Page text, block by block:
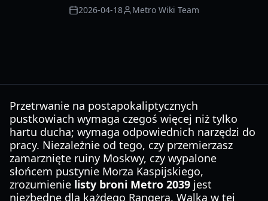
2026-04-18 Metro Wiki Team
Przetrwanie na postapokaliptycznych
pustkowiach wymaga czegoś więcej niż tylko
hartu ducha; wymaga odpowiednich narzędzi do
pracy. Niezależnie od tego, czy przemierzasz
zamarznięte ruiny Moskwy, czy wypalone
słońcem pustynie Morza Kaspijskiego,
zrozumienie listy broni Metro 2039 jest
niezbędne dla każdego Rangera. Walka w tej